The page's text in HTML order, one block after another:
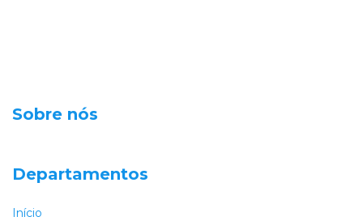
Sobre nós
Departamentos
Início